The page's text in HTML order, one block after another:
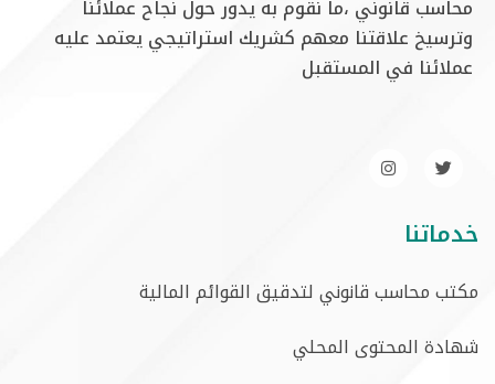
محاسب قانوني ،ما نقوم به يدور حول نجاح عملائنا
وترسيخ علاقتنا معهم كشريك استراتيجي يعتمد عليه
عملائنا في المستقبل
خدماتنا
مكتب محاسب قانوني لتدقيق القوائم المالية
شهادة المحتوى المحلي